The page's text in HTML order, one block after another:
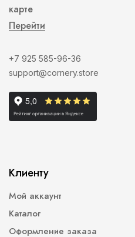
карте
Перейти
+7 925 585-96-36
support@cornery.store
Клиенту
Мой аккаунт
Каталог
Оформление заказа